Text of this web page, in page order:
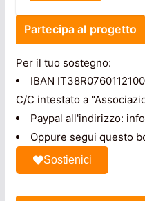
Partecipa al progetto
Per il tuo sostegno:
IBAN
C/C intestato a
Paypal all'indirizzo:
Oppure segui questo
Sostienici